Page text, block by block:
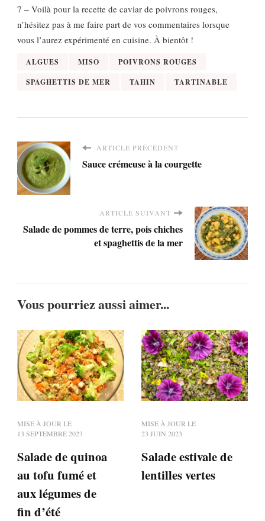
7 – Voilà pour la recette de caviar de poivrons rouges,
n’hésitez pas à me faire part de vos commentaires lorsque
vous l’aurez expérimenté en cuisine. À bientôt !
ALGUES MISO
POIVRONS ROUGES
SPAGHETTIS DE MER
TAHIN TARTINABLE
ARTICLE PRÉCÉDENT
Sauce crémeuse à la courgette
ARTICLE SUIVANT
Salade de pommes de terre, pois chiches
et spaghettis de la mer
Vous pourriez aussi aimer...
MISE À JOUR LE
13 SEPTEMBRE 2023
Salade de quinoa
au tofu fumé et
aux légumes de
fin d’été
MISE À JOUR LE
23 JUIN 2023
Salade estivale de
lentilles vertes